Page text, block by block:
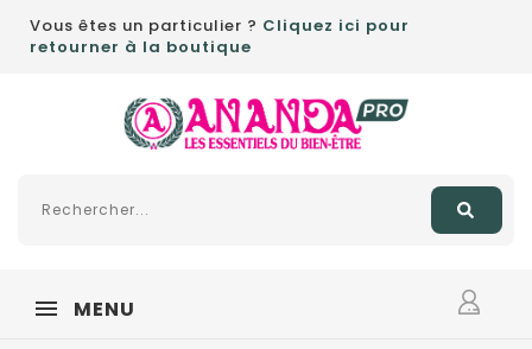
Vous êtes un particulier ? Cliquez ici pour
retourner à la boutique
MENU